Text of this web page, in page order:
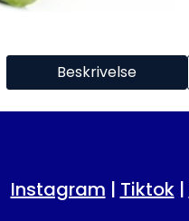
Beskrivelse
Instagram | Tiktok|